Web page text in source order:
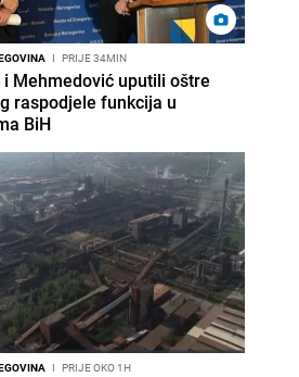
I PRIJE 34MIN
i Mehmedović uputili oštre
raspodjele funkcija u
BiH
I PRIJE OKO 1H